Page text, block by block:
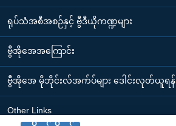
ရုပ်သံအစီအစဉ်နှင့် ဗွီဒီယိုကဏ္ဍများ
ဗွီအိုအေအကြောင်း
ဗွီအိုအေ မိုဘိုင်းလ်အက်ပ်များ ဒေါင်းလုတ်ယူရန်
Other Links